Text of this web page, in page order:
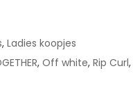
, Ladies koopjes
, Off white, Rip Curl,